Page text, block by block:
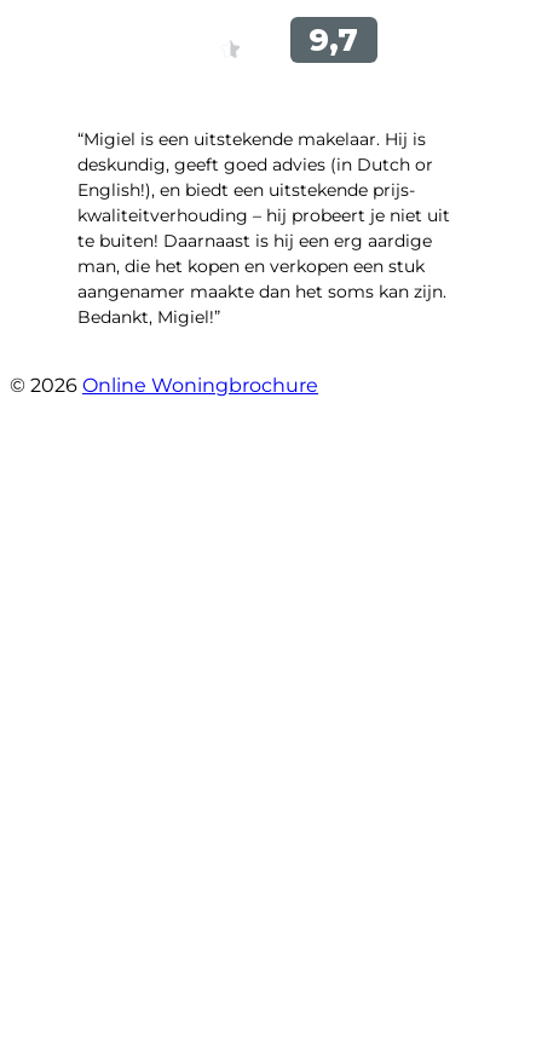
“Migiel is een uitstekende makelaar. Hij is
deskundig, geeft goed advies (in Dutch or
English!), en biedt een uitstekende prijs-
kwaliteitverhouding – hij probeert je niet uit
te buiten! Daarnaast is hij een erg aardige
man, die het kopen en verkopen een stuk
aangenamer maakte dan het soms kan zijn.
Bedankt, Migiel!”
© 2026 Online Woningbrochure